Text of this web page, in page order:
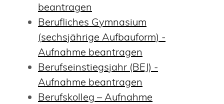
beantragen
Berufliches Gymnasium
(sechsjährige Aufbauform) -
Aufnahme beantragen
Berufseinstiegsjahr (BEJ) -
Aufnahme beantragen
Berufskolleg – Aufnahme